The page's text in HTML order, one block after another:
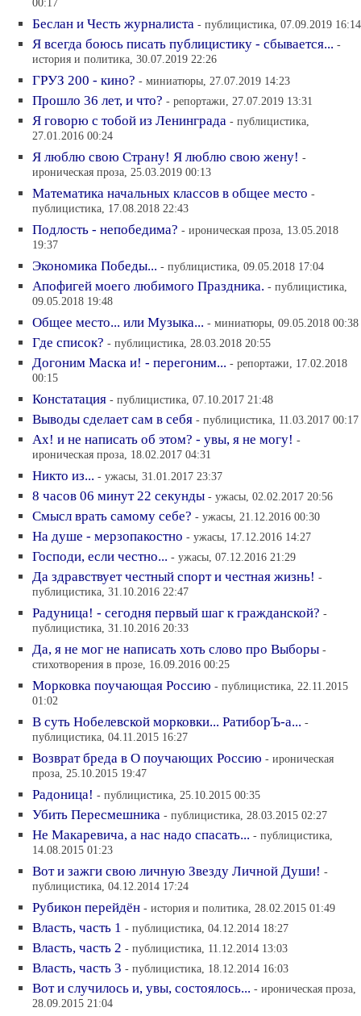
00:17
Беслан и Честь журналиста - публицистика, 07.09.2019 16:14
Я всегда боюсь писать публицистику - сбывается... -
история и политика, 30.07.2019 22:26
ГРУЗ 200 - кино? - миниатюры, 27.07.2019 14:23
Прошло 36 лет, и что? - репортажи, 27.07.2019 13:31
Я говорю с тобой из Ленинграда - публицистика,
27.01.2016 00:24
Я люблю свою Страну! Я люблю свою жену! -
ироническая проза, 25.03.2019 00:13
Математика начальных классов в общее место -
публицистика, 17.08.2018 22:43
Подлость - непобедима? - ироническая проза, 13.05.2018
19:37
Экономика Победы... - публицистика, 09.05.2018 17:04
Апофигей моего любимого Праздника. - публицистика,
09.05.2018 19:48
Общее место... или Музыка... - миниатюры, 09.05.2018 00:38
Где список? - публицистика, 28.03.2018 20:55
Догоним Маска и! - перегоним... - репортажи, 17.02.2018
00:15
Констатация - публицистика, 07.10.2017 21:48
Выводы сделает сам в себя - публицистика, 11.03.2017 00:17
Ах! и не написать об этом? - увы, я не могу! -
ироническая проза, 18.02.2017 04:31
Никто из... - ужасы, 31.01.2017 23:37
8 часов 06 минут 22 секунды - ужасы, 02.02.2017 20:56
Смысл врать самому себе? - ужасы, 21.12.2016 00:30
На душе - мерзопакостно - ужасы, 17.12.2016 14:27
Господи, если честно... - ужасы, 07.12.2016 21:29
Да здравствует честный спорт и честная жизнь! -
публицистика, 31.10.2016 22:47
Радуница! - сегодня первый шаг к гражданской? -
публицистика, 31.10.2016 20:33
Да, я не мог не написать хоть слово про Выборы -
стихотворения в прозе, 16.09.2016 00:25
Морковка поучающая Россию - публицистика, 22.11.2015
01:02
В суть Нобелевской морковки... РатиборЪ-а... -
публицистика, 04.11.2015 16:27
Возврат бреда в О поучающих Россию - ироническая
проза, 25.10.2015 19:47
Радоница! - публицистика, 25.10.2015 00:35
Убить Пересмешника - публицистика, 28.03.2015 02:27
Не Макаревича, а нас надо спасать... - публицистика,
14.08.2015 01:23
Вот и зажги свою личную Звезду Личной Души! -
публицистика, 04.12.2014 17:24
Рубикон перейдён - история и политика, 28.02.2015 01:49
Власть, часть 1 - публицистика, 04.12.2014 18:27
Власть, часть 2 - публицистика, 11.12.2014 13:03
Власть, часть 3 - публицистика, 18.12.2014 16:03
Вот и случилось и, увы, состоялось... - ироническая проза,
28.09.2015 21:04